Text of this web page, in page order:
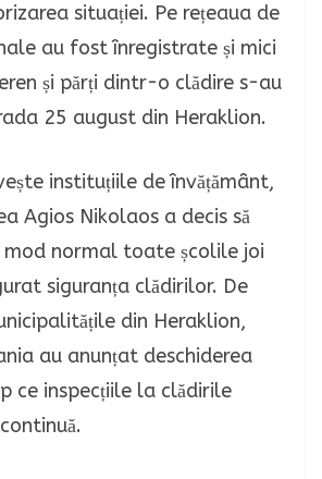
situației. Pe rețeaua de
au fost înregistrate și mici
și părți dintr-o clădire s-au
25 august din Heraklion.
instituțiile de învățământ,
Agios Nikolaos a decis să
mod normal toate școlile joi
siguranța clădirilor. De
din Heraklion,
au anunțat deschiderea
ce inspecțiile la clădirile